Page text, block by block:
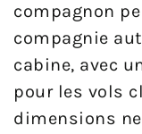
compagnon
compagnie
cabine, avec
pour les vols
dimensions